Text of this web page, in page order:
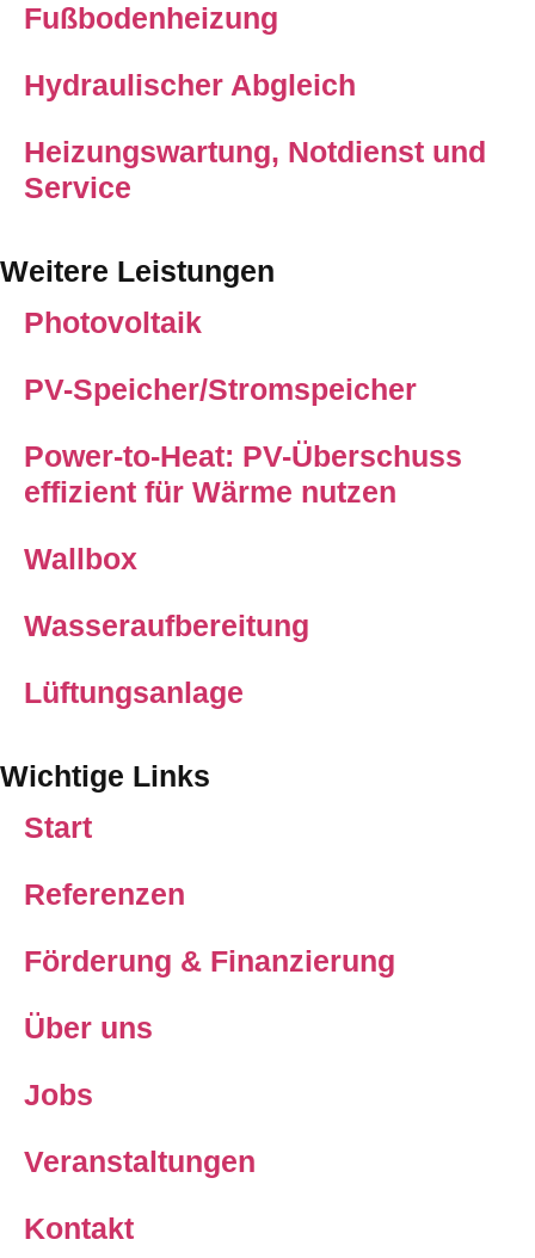
Fußbodenheizung
Hydraulischer Abgleich
Heizungswartung, Notdienst und
Service
Weitere Leistungen
Photovoltaik
PV-Speicher/Stromspeicher
Power-to-Heat: PV-Überschuss
effizient für Wärme nutzen
Wallbox
Wasseraufbereitung
Lüftungsanlage
Wichtige Links
Start
Referenzen
Förderung & Finanzierung
Über uns
Jobs
Veranstaltungen
Kontakt